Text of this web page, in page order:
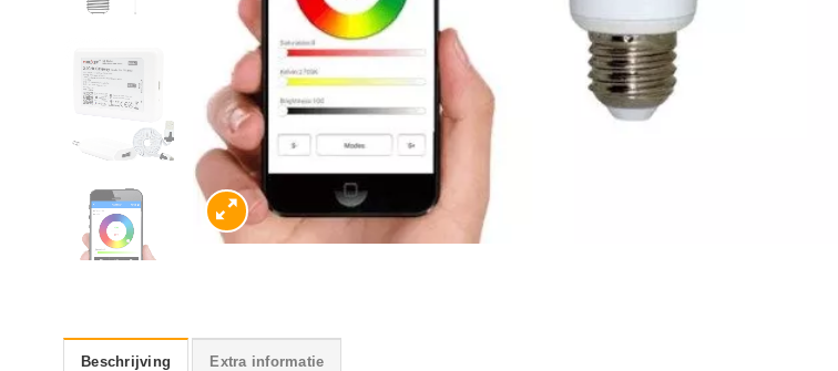
Beschrijving Extra informatie